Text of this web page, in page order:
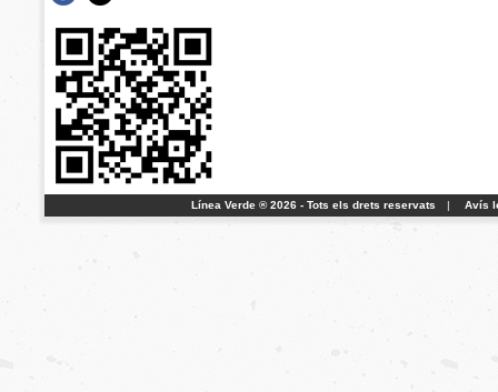
Línea Verde ® 2026 - Tots els drets reservats | Avís